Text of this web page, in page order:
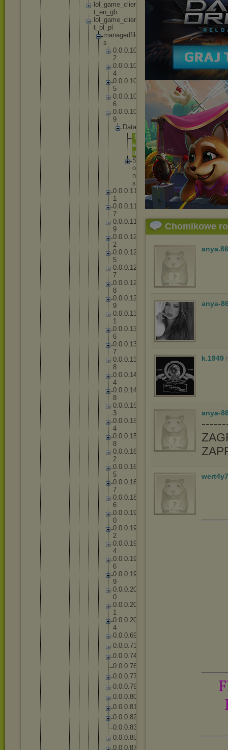
lo
game _c lien
t_ en _gb
lo
game _c lien
t_ pl _p
managedfi e
s
0.0.0.10
2
0.0.0.10
4
0.0.0.10
5
0.0.0.10
6
0.0.0.10
9
Data
M
e
u
S
o
n
s
0.0.0.11
1
0.0.0.11
7
0.0.0.11
9
0.0.0.12
2
0.0.0.12
5
0.0.0.12
7
0.0.0.12
8
0.0.0.12
9
0.0.0.13
1
0.0.0.13
6
0.0.0.13
7
0.0.0.13
8
0.0.0.14
4
0.0.0.14
8
0.0.0.15
3
0.0.0.15
4
0.0.0.15
8
0.0.0.16
2
0.0.0.16
5
0.0.0.16
7
0.0.0.18
6
0.0.0.19
0
0.0.0.19
2
0.0.0.19
4
0.0.0.19
6
0.0.0.19
9
0.0.0.20
0
0.0.0.20
1
0.0.0.20
4
0.0.0.69
0.0.0.73
0.0.0.74
0.0.0.76
0.0.0.77
0.0.0.79
0.0.0.80
0.0.0.81
0.0.0.82
0.0.0.83
0.0.0.85
0.0.0.87
Chomikowe
anya.86
anya-
k.1949
anya-